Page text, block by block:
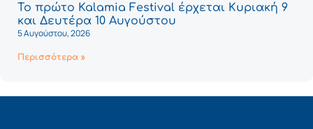
Το πρώτο Kalamia Festival έρχεται Κυριακή 9
και Δευτέρα 10 Αυγούστου
5 Αυγούστου, 2026
Περισσότερα »